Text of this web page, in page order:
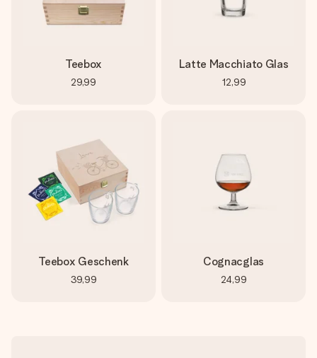
Teebox
29,99
Latte Macchiato Glas
12,99
Teebox Geschenk
39,99
Cognacglas
24,99